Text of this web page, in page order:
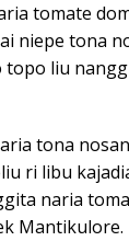
tomate
niepe tona
liu
tona
ri libu
naria
Mantikulore.